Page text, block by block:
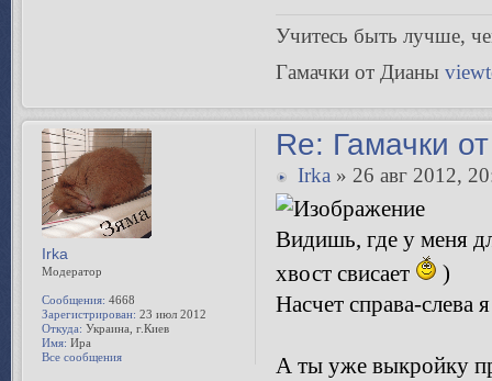
Учитесь быть лучше,
Гамачки от Дианы
Re: Гамачки
Irka » 26 авг 2012,
Видишь, где у меня
хвост свисает
)
Насчет справа-
А ты уже выкройку
Irka
Модератор
Сообщения: 4668
Зарегистрирован: 23 июл 2012
Откуда: Украина, г.Киев
Имя: Ира
Все сообщения